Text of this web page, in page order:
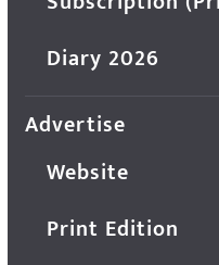
Diary 2026
Advertise
Website
Print Edition